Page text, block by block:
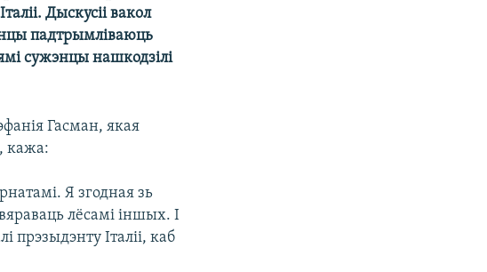
Дыскусіі вакол
падтрымліваюць
сужэнцы нашкодзілі
Гасман, якая
кажа:
Я згодная зь
лёсамі іншых. І
прэзыдэнту Італіі, каб